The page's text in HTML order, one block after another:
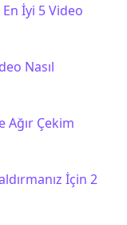
İyi 5 Video
Nasıl
Ağır Çekim
İçin 2